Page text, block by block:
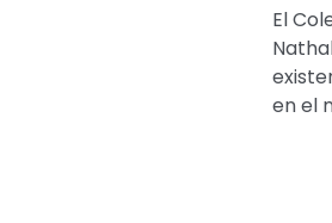
El
en el